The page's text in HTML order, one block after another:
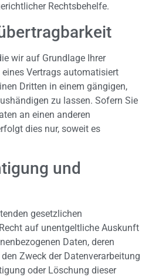
Rechtsbehelfe.
wir auf Grundlage Ihrer
Vertrags automatisiert
Dritten in einem gängigen,
zu lassen. Sofern Sie
an einen anderen
dies nur, soweit es
und
gesetzlichen
auf unentgeltliche Auskunft
Daten, deren
Zweck der Datenverarbeitung
oder Löschung dieser